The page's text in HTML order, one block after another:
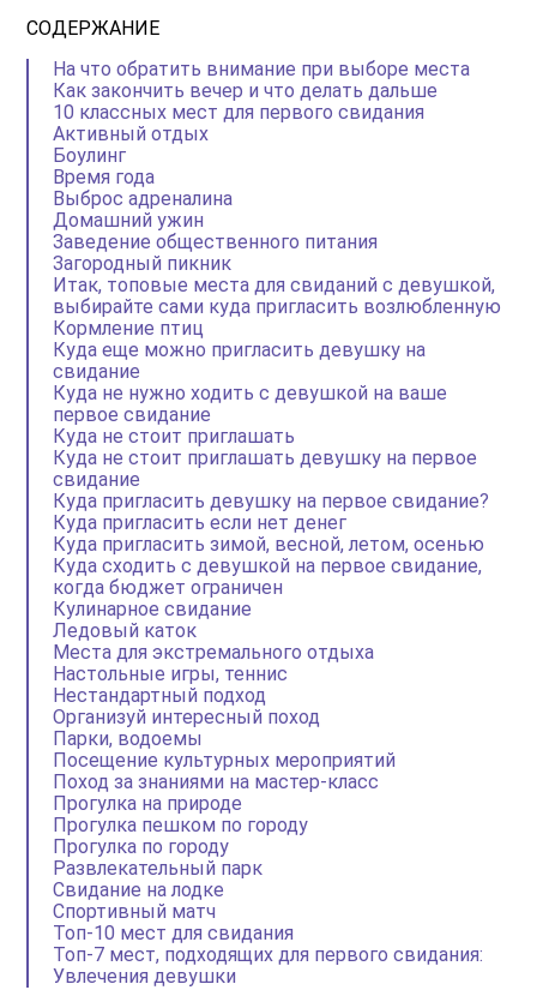
СОДЕРЖАНИЕ
На что обратить внимание при выборе места
Как закончить вечер и что делать дальше
10 классных мест для первого свидания
Активный отдых
Боулинг
Время года
Выброс адреналина
Домашний ужин
Заведение общественного питания
Загородный пикник
Итак, топовые места для свиданий с девушкой,
выбирайте сами куда пригласить возлюбленную
Кормление птиц
Куда еще можно пригласить девушку на
свидание
Куда не нужно ходить с девушкой на ваше
первое свидание
Куда не стоит приглашать
Куда не стоит приглашать девушку на первое
свидание
Куда пригласить девушку на первое свидание?
Куда пригласить если нет денег
Куда пригласить зимой, весной, летом, осенью
Куда сходить с девушкой на первое свидание,
когда бюджет ограничен
Кулинарное свидание
Ледовый каток
Места для экстремального отдыха
Настольные игры, теннис
Нестандартный подход
Организуй интересный поход
Парки, водоемы
Посещение культурных мероприятий
Поход за знаниями на мастер-класс
Прогулка на природе
Прогулка пешком по городу
Прогулка по городу
Развлекательный парк
Свидание на лодке
Спортивный матч
Топ-10 мест для свидания
Топ-7 мест, подходящих для первого свидания:
Увлечения девушки